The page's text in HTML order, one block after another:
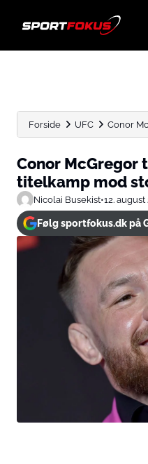
Forside UFC Conor
Conor McGregor
titelkamp mod
Nicolai Busekist•12. august
Følg sportfokus.dk på